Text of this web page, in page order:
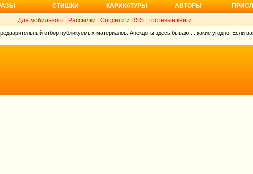
СТИШКИ КАРИКАТУРЫ АВТОРЫ
Для мобильного Рассылки Соцсети и RSS Гостевые книги
отбор публикуемых материалов. Анекдоты здесь бывают... какие угодно. Если